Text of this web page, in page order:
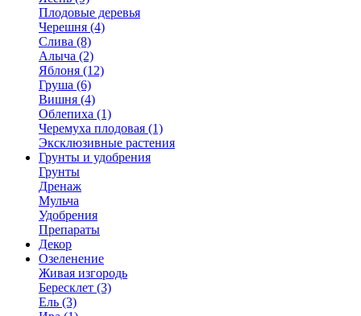
Плодовые деревья
Черешня (4)
Слива (8)
Алыча (2)
Яблоня (12)
Груша (6)
Вишня (4)
Облепиха (1)
Черемуха плодовая (1)
Эксклюзивные растения
Грунты и удобрения
Грунты
Дренаж
Мульча
Удобрения
Препараты
Декор
Озеленение
Живая изгородь
Бересклет (3)
Ель (3)